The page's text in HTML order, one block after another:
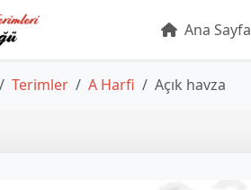
Ana Sayfa
Terimler A Harfi Açık havza